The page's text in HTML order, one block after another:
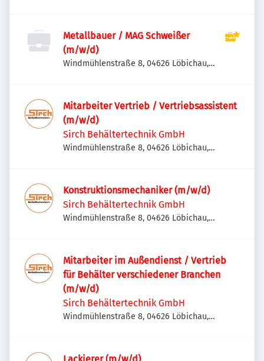
Metallbauer / MAG Schweißer
(m/w/d)
Windmühlenstraße 8, 04626 Löbichau,
Mitarbeiter Vertrieb / Vertriebsassistent
(m/w/d)
Sirch Behältertechnik GmbH
Windmühlenstraße 8, 04626 Löbichau,
Konstruktionsmechaniker (m/w/d)
Sirch Behältertechnik GmbH
Windmühlenstraße 8, 04626 Löbichau,
Mitarbeiter im Außendienst / Vertrieb
für Behälter verschiedener Branchen
(m/w/d)
Sirch Behältertechnik GmbH
Windmühlenstraße 8, 04626 Löbichau,